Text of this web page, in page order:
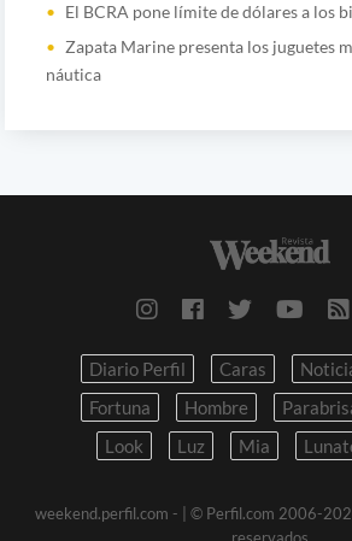
El BCRA pone límite de dólares a los
Zapata Marine presenta los juguetes
náutica
Diario Perfil Caras
Fortuna
Hombre
Look
Luz Mia
weekend.perfil.com -
| © Perfil.com 2006-